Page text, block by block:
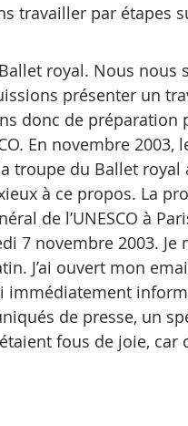
travailler par étapes
royal. Nous nous
présenter un
donc de
En novembre
troupe du Ballet
à ce propos. La
de l’UNESCO à
7 novembre 2003.
J’ai ouvert mon
immédiatement
de presse, un
fous de joie, car